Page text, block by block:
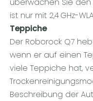
ist nur mit 2,4 GHz-
Teppiche
Der Roborock Q7
wenn er auf einen
viele Teppiche hat,
Beschreibung der